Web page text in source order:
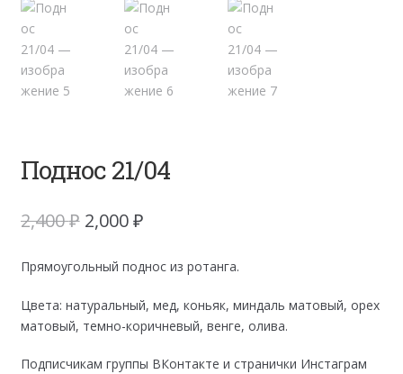
Поднос 21/04
2,400₽ Первоначальная
составляла
2,400 ₽.
2,000₽Текущая
2,000 ₽.
Прямоугольный поднос из ротанга.
Цвета: натуральный, мед, коньяк, миндаль матовый, орех
матовый, темно-коричневый, венге, олива.
Подписчикам группы ВКонтакте и странички Инстаграм